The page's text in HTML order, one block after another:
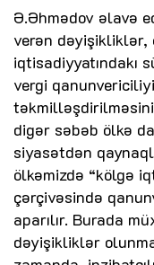
Ə.Əhmədov əlavə
verən
iqtisadiyyatındakı
vergi
digər səbəb ölkə
siyasətdən
ölkəmizdə “kölgə
çərçivəsində
aparılır. Burada
dəyişikliklər